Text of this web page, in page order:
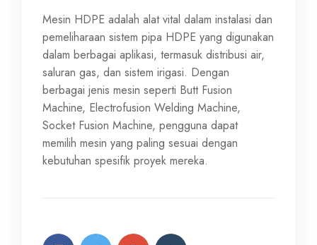
Mesin HDPE adalah alat vital dalam instalasi dan
pemeliharaan sistem pipa HDPE yang digunakan
dalam berbagai aplikasi, termasuk distribusi air,
saluran gas, dan sistem irigasi. Dengan
berbagai jenis mesin seperti Butt Fusion
Machine, Electrofusion Welding Machine,
Socket Fusion Machine, pengguna dapat
memilih mesin yang paling sesuai dengan
kebutuhan spesifik proyek mereka.